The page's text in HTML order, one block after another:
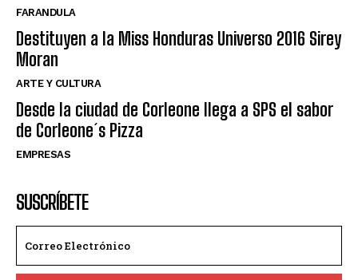
FARANDULA
Destituyen a la Miss Honduras Universo 2016 Sirey
Moran
ARTE Y CULTURA
Desde la ciudad de Corleone llega a SPS el sabor
de Corleone´s Pizza
EMPRESAS
SUSCRÍBETE